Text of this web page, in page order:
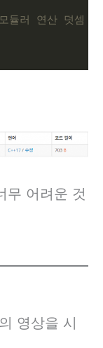
듈러 연산 덧셈
무 어려운 것
영상을 시